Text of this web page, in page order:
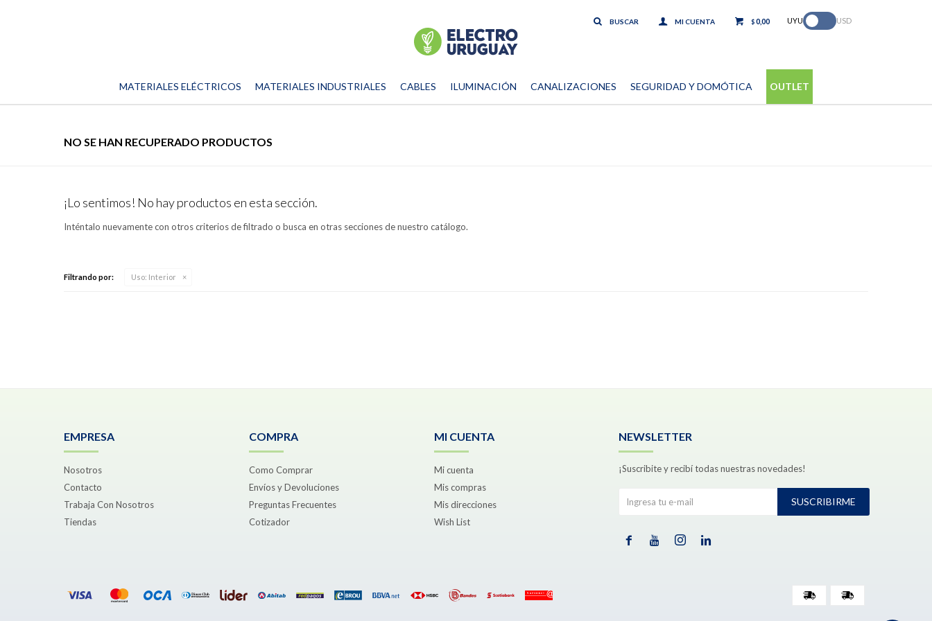
MATERIALES ELÉCTRICOS MATERIALES INDUSTRIALES CABLES ILUMINACIÓN CANALIZACIONES SEGURIDAD Y DOMÓTICA OUTLET
$0,00 UYU USD
NO SE HAN RECUPERADO PRODUCTOS
¡Lo sentimos! No hay productos en esta sección.
Inténtalo nuevamente con otros criterios de filtrado o busca en otras secciones de nuestro catálogo.
Filtrando por: Uso: Interior
EMPRESA
Nosotros
Contacto
Trabaja Con Nosotros
Tiendas
COMPRA
Como Comprar
Envíos y Devoluciones
Preguntas Frecuentes
Cotizador
MI CUENTA
Mi cuenta
Mis compras
Mis direcciones
Wish List
NEWSLETTER
¡Suscribite y recibí todas nuestras novedades!
SUSCRIBIRME
   